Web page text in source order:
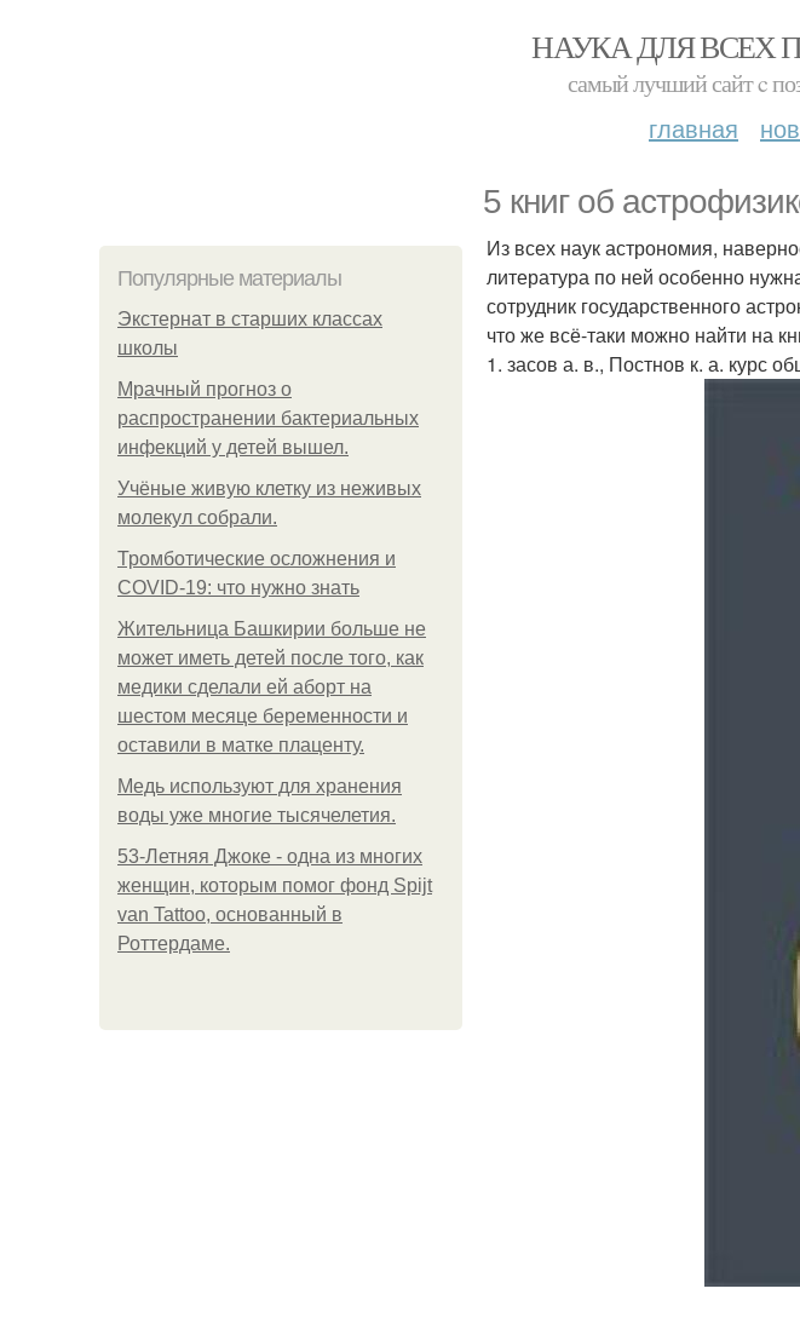
НАУКА ДЛЯ ВСЕХ
самый лучший сайт c
главная
5 книг об
Популярные материалы
Экстернат в старших классах
школы
Мрачный прогноз о
распространении бактериальных
инфекций у детей вышел.
Учёные живую клетку из неживых
молекул собрали.
Тромботические осложнения и
COVID-19: что нужно знать
Жительница Башкирии больше не
может иметь детей после того, как
медики сделали ей аборт на
шестом месяце беременности и
оставили в матке плаценту.
Медь используют для хранения
воды уже многие тысячелетия.
53-Летняя Джоке - одна из многих
женщин, которым помог фонд Spijt
van Tattoo, основанный в
Роттердаме.
Из всех наук астрономия,
литература по ней особенно
сотрудник государственного
что же всё-таки можно найти на
1. засов а. в., Постнов к. а. курс